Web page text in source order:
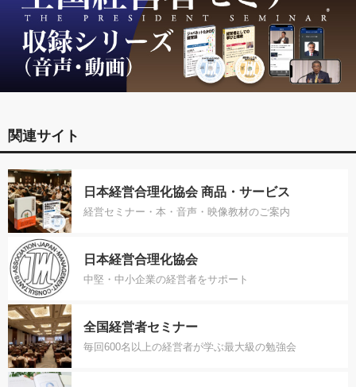
関連サイト
日本経営合理化協会 商品・サービス
経営セミナー・本・音声・映像教材のご案内
日本経営合理化協会
中堅・中小企業の経営者をサポート
全国経営者セミナー
毎回600名以上の経営者が学ぶ最大級の勉強会